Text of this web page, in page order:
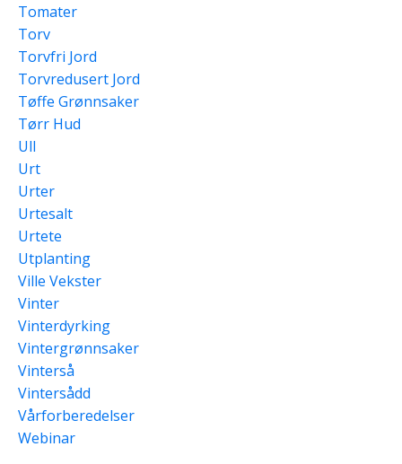
Tomater
Torv
Torvfri Jord
Torvredusert Jord
Tøffe Grønnsaker
Tørr Hud
Ull
Urt
Urter
Urtesalt
Urtete
Utplanting
Ville Vekster
Vinter
Vinterdyrking
Vintergrønnsaker
Vinterså
Vintersådd
Vårforberedelser
Webinar